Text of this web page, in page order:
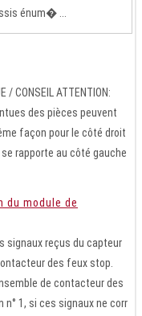
énum� ...
/ CONSEIL ATTENTION:
des pièces peuvent
façon pour le côté droit
rapporte au côté gauche
du module de
signaux reçus du capteur
des feux stop.
de contacteur des
1, si ces signaux ne corr